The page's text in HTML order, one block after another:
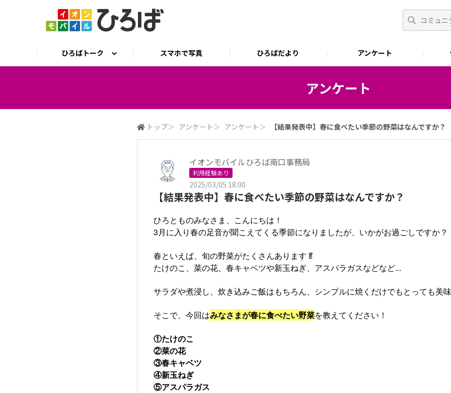
ひろばトーク スマホで写真 ひろばだより アンケート
アンケート
トップ＞ アンケート ＞ アンケート ＞ 【結果発表中】春に食べたい季節の野菜はなんですか？
イオンモバイルひろば南口事務局
利用経験あり
2025/03/05 18:00
【結果発表中】春に食べたい季節の野菜はなんですか？
ひろとものみなさま、こんにちは！
3月に入り春の足音が聞こえてくる季節になりましたが、いかがお過ごしですか？
春といえば、旬の野菜がたくさんあります🥬
たけのこ、菜の花、春キャベツや新玉ねぎ、アスパラガスなどなど...
サラダや煮浸し、炊き込みご飯はもちろん、シンプルに焼くだけでもとっても美
そこで、今回はみなさまが春に食べたい野菜を教えてください！
①たけのこ
②菜の花
③春キャベツ
④新玉ねぎ
⑤アスパラガス